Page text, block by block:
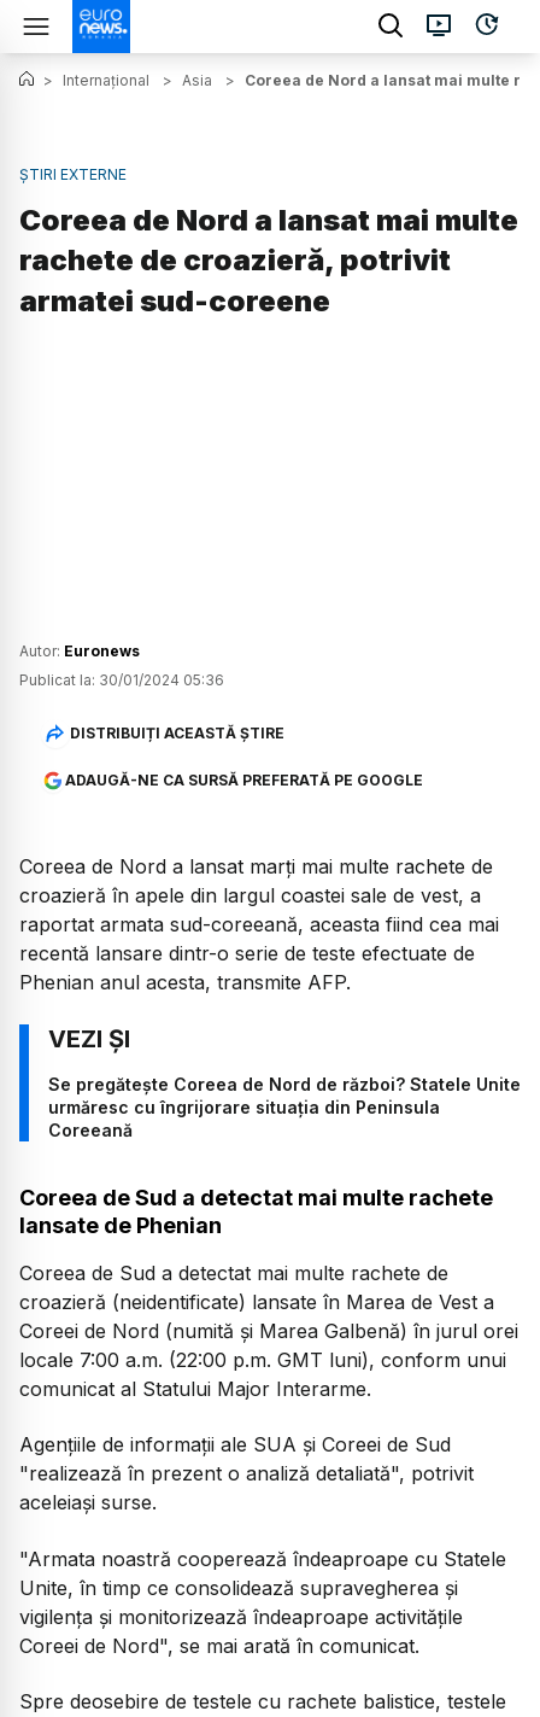
> Internațional > Asia > Coreea de Nord a lansat mai multe
ȘTIRI EXTERNE
Coreea de Nord a lansat mai multe
rachete de croazieră, potrivit
armatei sud-coreene
Autor: Euronews
Publicat la: 30/01/2024 05:36
DISTRIBUIȚI ACEASTĂ ȘTIRE
ADAUGĂ-NE CA SURSĂ PREFERATĂ PE GOOGLE
Coreea de Nord a lansat marţi mai multe rachete de
croazieră în apele din largul coastei sale de vest, a
raportat armata sud-coreeană, aceasta fiind cea mai
recentă lansare dintr-o serie de teste efectuate de
Phenian anul acesta, transmite AFP.
Se pregătește Coreea de Nord de război? Statele Unite
urmăresc cu îngrijorare situația din Peninsula
Coreeană
Coreea de Sud a detectat mai multe rachete
lansate de Phenian
Coreea de Sud a detectat mai multe rachete de
croazieră (neidentificate) lansate în Marea de Vest a
Coreei de Nord (numită şi Marea Galbenă) în jurul orei
locale 7:00 a.m. (22:00 p.m. GMT luni), conform unui
comunicat al Statului Major Interarme.
Agenţiile de informaţii ale SUA şi Coreei de Sud
"realizează în prezent o analiză detaliată", potrivit
aceleiaşi surse.
"Armata noastră cooperează îndeaproape cu Statele
Unite, în timp ce consolidează supravegherea şi
vigilenţa şi monitorizează îndeaproape activităţile
Coreei de Nord", se mai arată în comunicat.
Spre deosebire de testele cu rachete balistice, testele